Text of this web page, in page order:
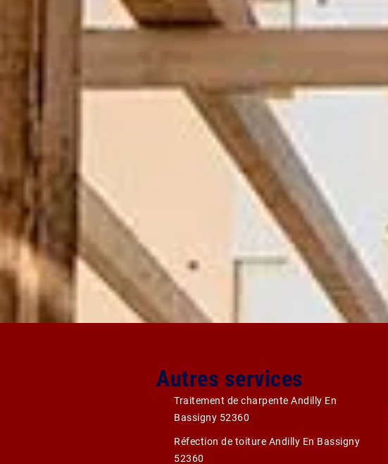
Autres services
Traitement de charpente Andilly En
Bassigny 52360
Réfection de toiture Andilly En Bassigny
52360